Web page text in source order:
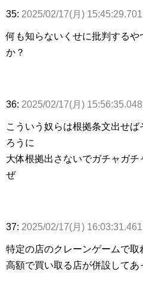
35: 2025/02/17(月)
何も知らないくせに批判する
か？
36: 2025/02/17(月)
こういう奴らは根拠条文出せ
ろうに
大体根拠出さないでガチャガ
ぜ
37: 2025/02/17(月)
特定の店のクレーンゲームで取
高額で買い取る店が併設してあ